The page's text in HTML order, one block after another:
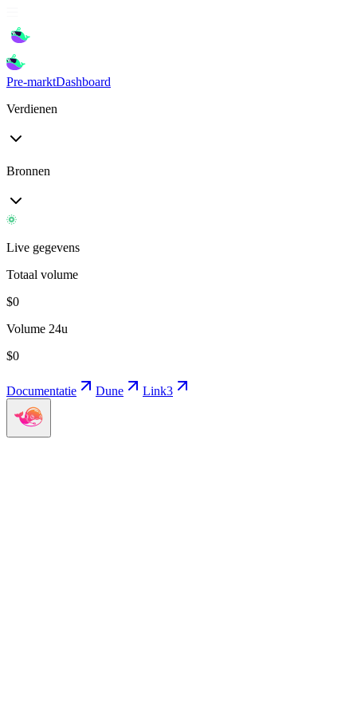
Pre-marktDashboard
Verdienen
Bronnen
Live gegevens
Totaal volume
$0
Volume 24u
$0
Documentatie Dune Link3